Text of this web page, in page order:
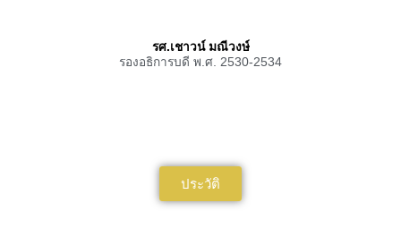
รศ.เชาวน์ มณีวงษ์
รองอธิการบดี พ.ศ. 2530-2534
ประวัติ